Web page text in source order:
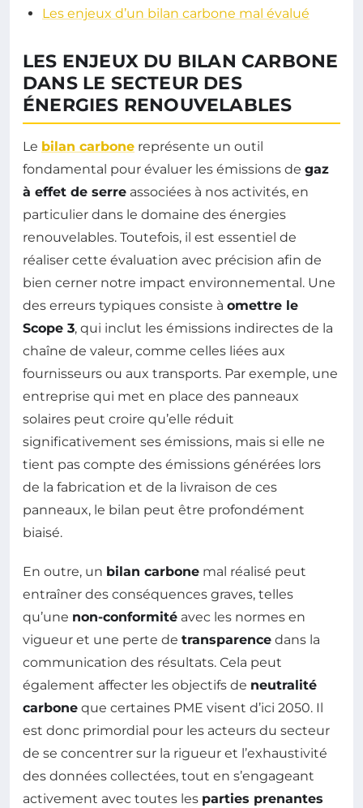
Les enjeux d’un bilan carbone mal évalué
LES ENJEUX DU BILAN CARBONE
DANS LE SECTEUR DES
ÉNERGIES RENOUVELABLES
Le bilan carbone représente un outil
fondamental pour évaluer les émissions de gaz
à effet de serre associées à nos activités, en
particulier dans le domaine des énergies
renouvelables. Toutefois, il est essentiel de
réaliser cette évaluation avec précision afin de
bien cerner notre impact environnemental. Une
des erreurs typiques consiste à omettre le
Scope 3, qui inclut les émissions indirectes de la
chaîne de valeur, comme celles liées aux
fournisseurs ou aux transports. Par exemple, une
entreprise qui met en place des panneaux
solaires peut croire qu’elle réduit
significativement ses émissions, mais si elle ne
tient pas compte des émissions générées lors
de la fabrication et de la livraison de ces
panneaux, le bilan peut être profondément
biaisé.
En outre, un bilan carbone mal réalisé peut
entraîner des conséquences graves, telles
qu’une non-conformité avec les normes en
vigueur et une perte de transparence dans la
communication des résultats. Cela peut
également affecter les objectifs de neutralité
carbone que certaines PME visent d’ici 2050. Il
est donc primordial pour les acteurs du secteur
de se concentrer sur la rigueur et l’exhaustivité
des données collectées, tout en s’engageant
activement avec toutes les parties prenantes